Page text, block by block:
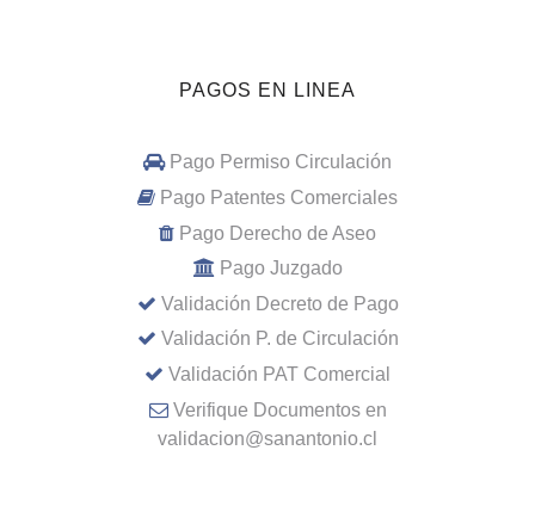
PAGOS EN LINEA
Pago Permiso Circulación
Pago Patentes Comerciales
Pago Derecho de Aseo
Pago Juzgado
Validación Decreto de Pago
Validación P. de Circulación
Validación PAT Comercial
Verifique Documentos en
validacion@sanantonio.cl